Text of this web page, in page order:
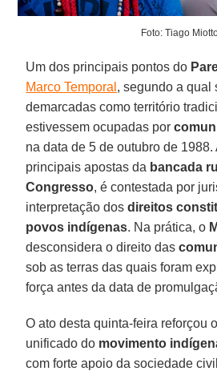
Foto: Tiago
Um dos principais pontos do
Marco Temporal , segundo a qual
demarcadas como território
estivessem ocupadas por
na data de 5 de outubro de 1988.
principais apostas da bancada
Congresso, é contestada por
interpretação dos direitos
povos indígenas. Na prática, o
desconsidera o direito das
sob as terras das quais foram
força antes da data de
O ato desta quinta-feira reforçou
unificado do movimento
com forte apoio da sociedade